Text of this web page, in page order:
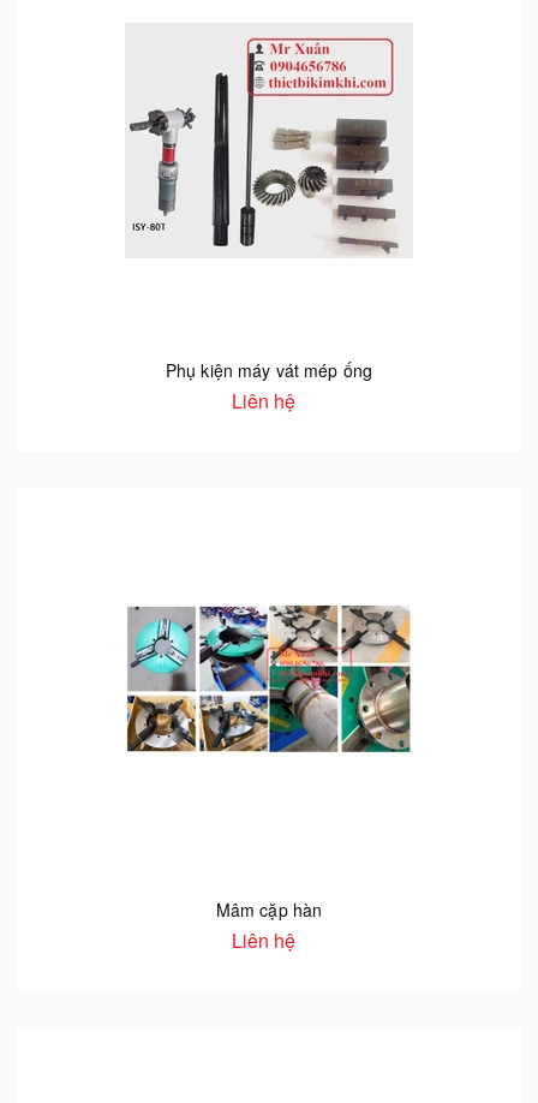
Phụ kiện máy vát mép ống
Liên hệ
Mâm cặp hàn
Liên hệ